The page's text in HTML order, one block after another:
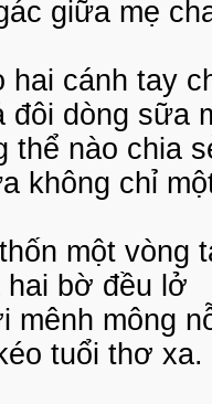
giữa mẹ
hai cánh tay
đôi dòng sữa
thể nào chia
không chỉ
một vòng
hai bờ đều lở
mênh mông
tuổi thơ xa.